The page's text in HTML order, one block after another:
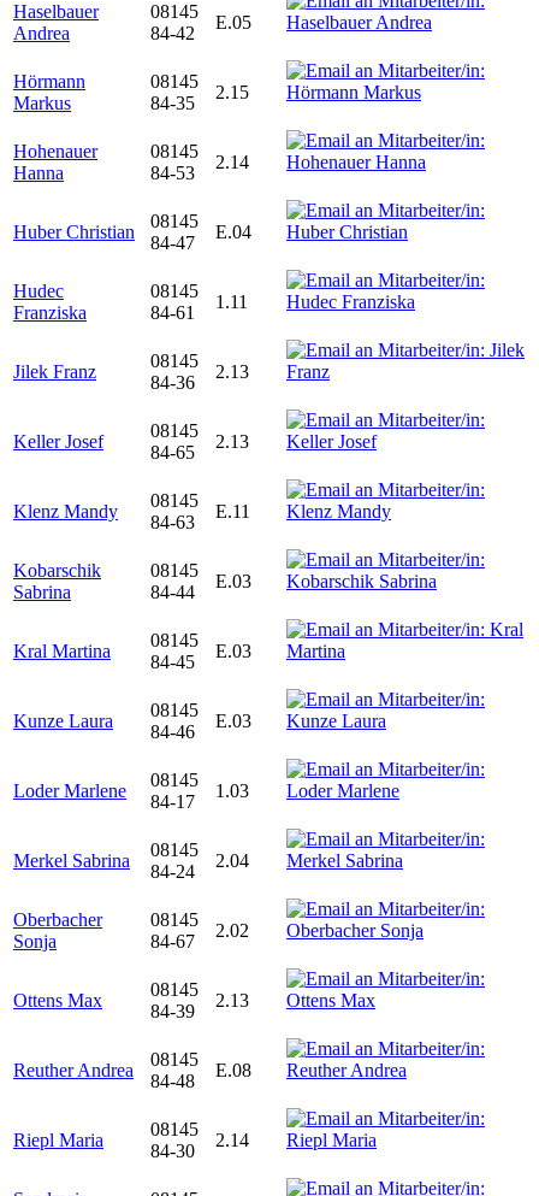
Haselbauer
Andrea
08145
84-42
E.05
Hörmann
Markus
08145
84-35
2.15
Hohenauer
Hanna
08145
84-53
2.14
Huber Christian
08145
84-47
E.04
Hudec
Franziska
08145
84-61
1.11
Jilek Franz
08145
84-36
2.13
Keller Josef
08145
84-65
2.13
Klenz Mandy
08145
84-63
E.11
Kobarschik
Sabrina
08145
84-44
E.03
Kral Martina
08145
84-45
E.03
Kunze Laura
08145
84-46
E.03
Loder Marlene
08145
84-17
1.03
Merkel Sabrina
08145
84-24
2.04
Oberbacher
Sonja
08145
84-67
2.02
Ottens Max
08145
84-39
2.13
Reuther Andrea
08145
84-48
E.08
Riepl Maria
08145
84-30
2.14